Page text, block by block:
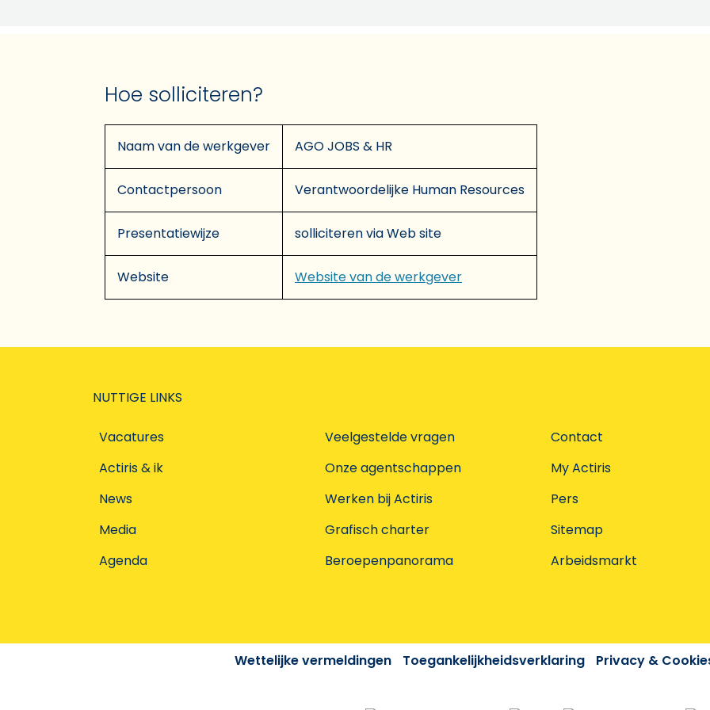
Hoe solliciteren?
Naam van de werkgever AGO JOBS & HR
Contactpersoon Verantwoordelijke Human Resources
Presentatiewijze solliciteren via Web site
Website Website van de werkgever
NUTTIGE LINKS
Vacatures
Actiris & ik
News
Media
Agenda
Veelgestelde vragen
Onze agentschappen
Werken bij Actiris
Grafisch charter
Beroepenpanorama
Contact
My Actiris
Pers
Sitemap
Arbeidsmarkt
Wettelijke vermeldingen Toegankelijkheidsverklaring Privacy &